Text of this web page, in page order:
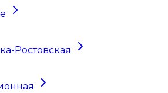
Ростовская